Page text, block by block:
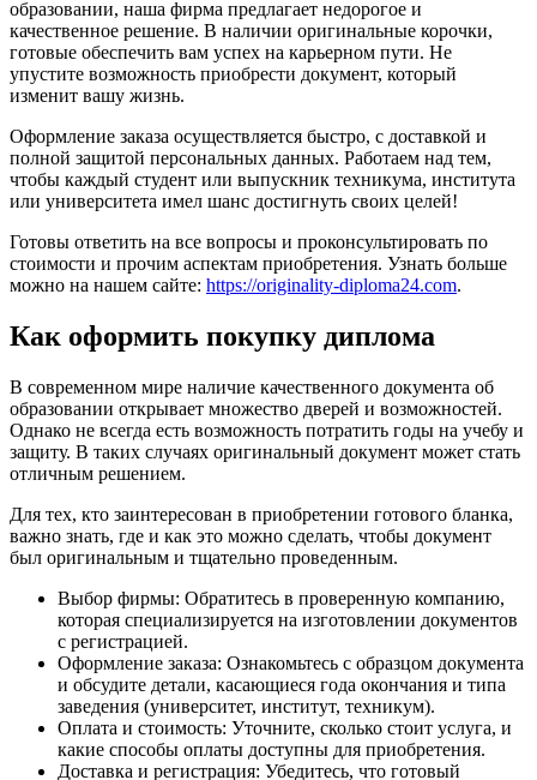
образовании, наша фирма предлагает недорогое и
качественное решение. В наличии оригинальные корочки,
готовые обеспечить вам успех на карьерном пути. Не
упустите возможность приобрести документ, который
изменит вашу жизнь.
Оформление заказа осуществляется быстро, с доставкой и
полной защитой персональных данных. Работаем над тем,
чтобы каждый студент или выпускник техникума, института
или университета имел шанс достигнуть своих целей!
Готовы ответить на все вопросы и проконсультировать по
стоимости и прочим аспектам приобретения. Узнать больше
можно на нашем сайте: https://originality-diploma24.com.
Как оформить покупку диплома
В современном мире наличие качественного документа об
образовании открывает множество дверей и возможностей.
Однако не всегда есть возможность потратить годы на учебу и
защиту. В таких случаях оригинальный документ может стать
отличным решением.
Для тех, кто заинтересован в приобретении готового бланка,
важно знать, где и как это можно сделать, чтобы документ
был оригинальным и тщательно проведенным.
Выбор фирмы: Обратитесь в проверенную компанию,
которая специализируется на изготовлении документов
с регистрацией.
Оформление заказа: Ознакомьтесь с образцом документа
и обсудите детали, касающиеся года окончания и типа
заведения (университет, институт, техникум).
Оплата и стоимость: Уточните, сколько стоит услуга, и
какие способы оплаты доступны для приобретения.
Доставка и регистрация: Убедитесь, что готовый